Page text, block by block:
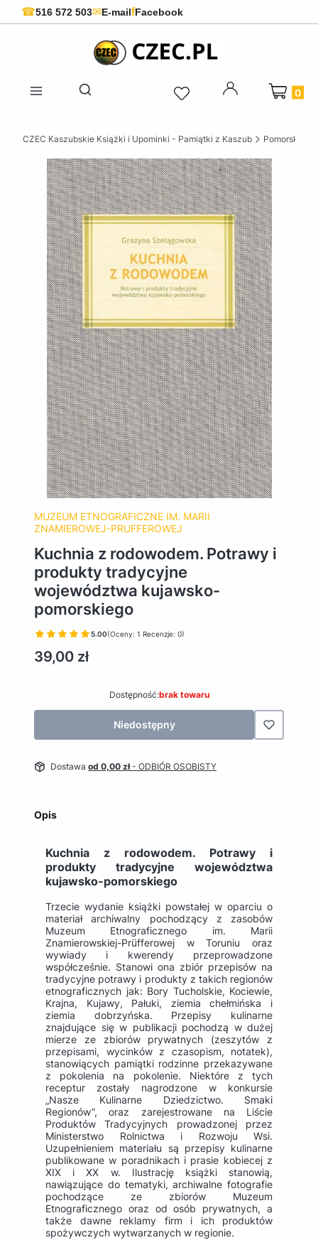
☎516 572 503✉E-mailfFacebook
Otwórz wyszukiwarkę
Produkty
CZEC Kaszubskie Książki i Upominki - Pamiątki z Kaszub Pomorskie
MUZEUM ETNOGRAFICZNE IM. MARII
ZNAMIEROWEJ-PRUFFEROWEJ
Kuchnia z rodowodem. Potrawy i
produkty tradycyjne
województwa kujawsko-
pomorskiego
5.00(Oceny: 1 Recenzje: 0)
Cena
39,00 zł
Dostępność:brak towaru
Niedostępny
Dostawa od 0,00 zł- ODBIÓR OSOBISTY
Opis
Kuchnia z rodowodem. Potrawy i
produkty tradycyjne województwa
kujawsko-pomorskiego
Trzecie wydanie książki powstałej w oparciu o
materiał archiwalny pochodzący z zasobów
Muzeum Etnograficznego im. Marii
Znamierowskiej-Prüfferowej w Toruniu oraz
wywiady i kwerendy przeprowadzone
współcześnie. Stanowi ona zbiór przepisów na
tradycyjne potrawy i produkty z takich regionów
etnograficznych jak: Bory Tucholskie, Kociewie,
Krajna, Kujawy, Pałuki, ziemia chełmińska i
ziemia dobrzyńska. Przepisy kulinarne
znajdujące się w publikacji pochodzą w dużej
mierze ze zbiorów prywatnych (zeszytów z
przepisami, wycinków z czasopism, notatek),
stanowiących pamiątki rodzinne przekazywane
z pokolenia na pokolenie. Niektóre z tych
receptur zostały nagrodzone w konkursie
„Nasze Kulinarne Dziedzictwo. Smaki
Regionów”, oraz zarejestrowane na Liście
Produktów Tradycyjnych prowadzonej przez
Ministerstwo Rolnictwa i Rozwoju Wsi.
Uzupełnieniem materiału są przepisy kulinarne
publikowane w poradnikach i prasie kobiecej z
XIX i XX w. Ilustrację książki stanowią,
nawiązujące do tematyki, archiwalne fotografie
pochodzące ze zbiorów Muzeum
Etnograficznego oraz od osób prywatnych, a
także dawne reklamy firm i ich produktów
spożywczych wytwarzanych w regionie.